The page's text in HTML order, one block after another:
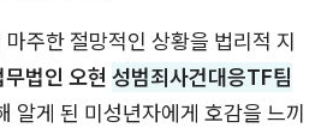
주한 절망적인 상황을 법리적 지
무법인 오현 성범죄사건대응TF팀
알게 된 미성년자에게 호감을 느끼